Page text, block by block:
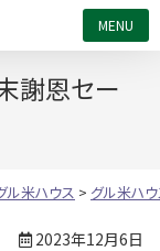
末謝恩セー
ル米ハウス > グル米ハ
2023年12月6日